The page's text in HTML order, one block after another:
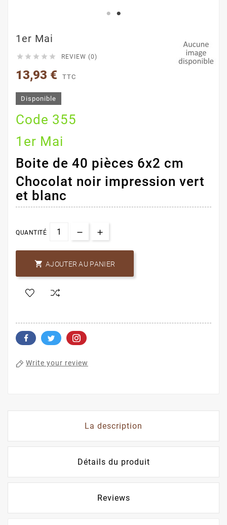
1er Mai
     REVIEW (0)
13,93 € TTC
Disponible
Code 355
1er Mai
Boite de 40 pièces 6x2 cm
Chocolat noir impression vert
et blanc
QUANTITÉ
 AJOUTER AU PANIER
Write your review
La description
Détails du produit
Reviews